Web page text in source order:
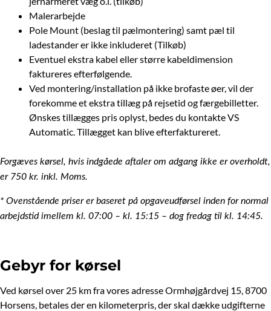
Malerarbejde
Pole Mount (beslag til pælmontering) samt pæl til
ladestander er ikke inkluderet (Tilkøb)
Eventuel ekstra kabel eller større kabeldimension
faktureres efterfølgende.
Ved montering/installation på ikke brofaste øer, vil der
forekomme et ekstra tillæg på rejsetid og færgebilletter.
Ønskes tillægges pris oplyst, bedes du kontakte VS
Automatic. Tillægget kan blive efterfaktureret.
Forgæves kørsel, hvis indgåede aftaler om adgang ikke er overholdt,
er 750 kr. inkl. Moms.
* Ovenstående priser er baseret på opgaveudførsel inden for normal
arbejdstid imellem kl. 07:00 – kl. 15:15 – dog fredag til kl. 14:45.
Gebyr for kørsel
Ved kørsel over 25 km fra vores adresse Ormhøjgårdvej 15, 8700
Horsens, betales der en kilometerpris, der skal dække udgifterne